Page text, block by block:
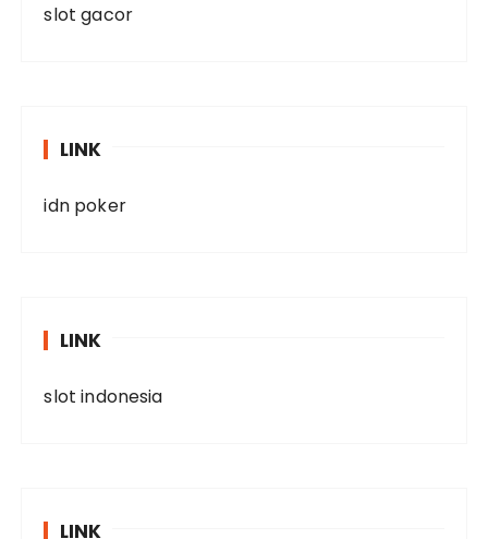
slot gacor
LINK
idn poker
LINK
slot indonesia
LINK